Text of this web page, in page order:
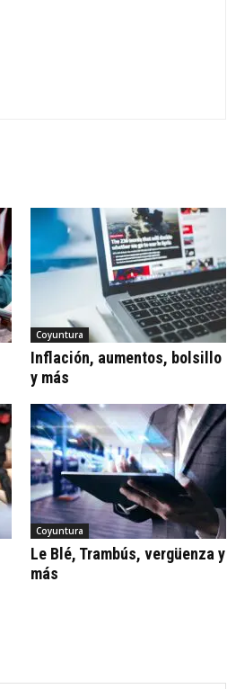
Coyuntura
Inflación, aumentos, bolsillo
y más
Coyuntura
Le Blé, Trambús, vergüenza y
más